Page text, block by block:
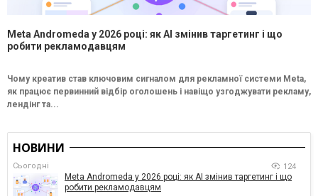
Meta Andromeda у 2026 році: як AI змінив таргетинг і що
робити рекламодавцям
Чому креатив став ключовим сигналом для рекламної системи Meta,
як працює первинний відбір оголошень і навіщо узгоджувати рекламу,
лендінг та...
НОВИНИ
Сьогодні 124
Meta Andromeda у 2026 році: як AI змінив таргетинг і що
робити рекламодавцям